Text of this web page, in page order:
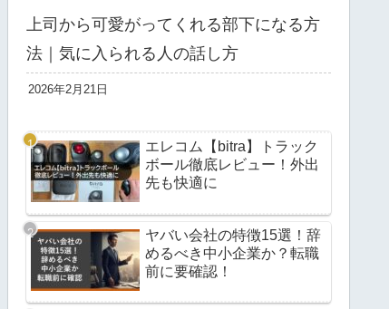
上司から可愛がってくれる部下になる方
法｜気に入られる人の話し方
2026年2月21日
エレコム【bitra】トラック
ボール徹底レビュー！外出
先も快適に
ヤバい会社の特徴15選！辞
めるべき中小企業か？転職
前に要確認！